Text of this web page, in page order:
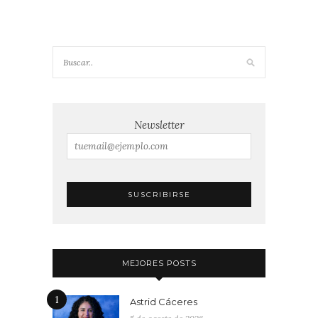
Newsletter
MEJORES POSTS
1 Astrid Cáceres